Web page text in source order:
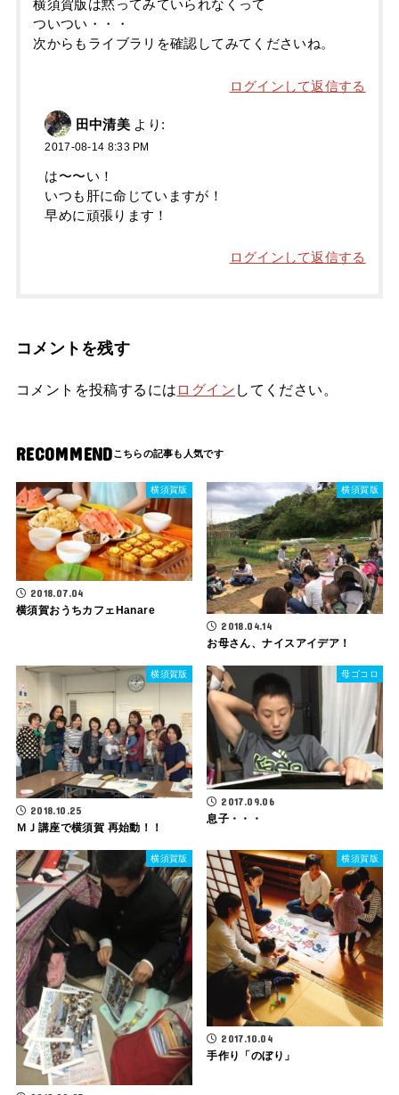
横須賀版は黙ってみていられなくって
ついつい・・・
次からもライブラリを確認してみてくださいね。
ログインして返信する
田中清美 より:
2017-08-14 8:33 PM
は〜〜い！
いつも肝に命じていますが！
早めに頑張ります！
ログインして返信する
コメントを残す
コメントを投稿するには ログイン してください。
RECOMMEND
横須賀版
2018.07.04
横須賀おうちカフェHanare
横須賀版
2018.04.14
お母さん、ナイスアイデア！
横須賀版
2018.10.25
ＭＪ講座で横須賀 再始動！！
母ゴコロ
2017.09.06
息子・・・
横須賀版 横須賀版
2017.10.04
手作り「のぼり」